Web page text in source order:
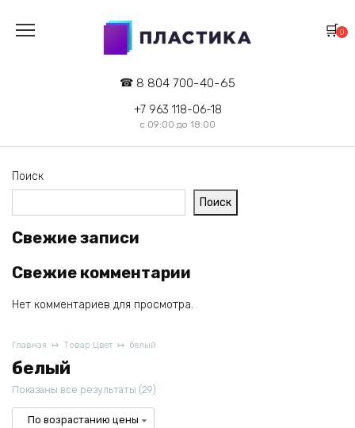
содержанию
8 804 700-40-65
+7 963 118-06-18
с 09:00 до 18:00
0
Главная Товар Цвет белый
белый
Показаны все результаты (29)
Поиск
Поиск
Свежие записи
Свежие комментарии
Нет комментариев для просмотра.